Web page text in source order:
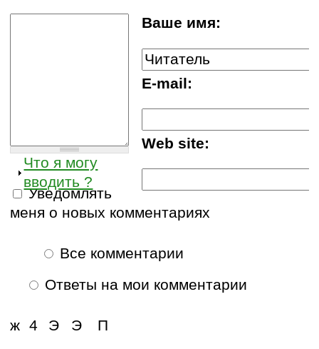
Ваше имя:
E-mail:
Web site:
Что я могу
вводить ?
Уведомлять
меня о новых комментариях
Все комментарии
Ответы на мои комментарии
ж П
4 Э Э